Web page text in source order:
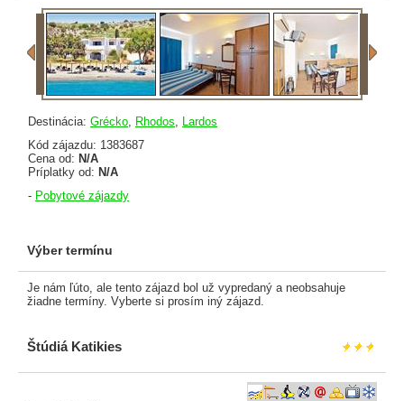
Destinácia: Grécko, Rhodos, Lardos
Kód zájazdu: 1383687
Cena od: N/A
Príplatky od: N/A
- Pobytové zájazdy
Výber termínu
Je nám ľúto, ale tento zájazd bol už vypredaný a neobsahuje
žiadne termíny. Vyberte si prosím iný zájazd.
Štúdiá Katikies